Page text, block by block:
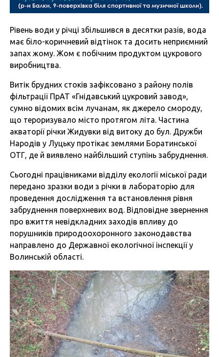
Рівень води у річці збільшився в десятки разів, вода
має біло-коричневий відтінок та досить неприємний
запах жому. Жом є побічним продуктом цукрового
виробництва.
Витік брудних стоків зафіксовано з району полів
фільтрації ПрАТ «Гнідавський цукровий завод»,
сумно відомих всім лучанам, як джерело смороду,
що тероризувало місто протягом літа. Частина
акваторії річки Жидувки від витоку до бул. Дружби
Народів у Луцьку протікає землями Боратинської
ОТГ, де й виявлено найбільший ступінь забруднення.
Сьогодні працівниками відділу екології міської ради
передано зразки води з річки в лабораторію для
проведення дослідження та встановлення рівня
забруднення поверхневих вод. Відповідне звернення
про вжиття невідкладних заходів впливу до
порушників природоохоронного законодавства
направлено до Державної екологічної інспекції у
Волинській області.